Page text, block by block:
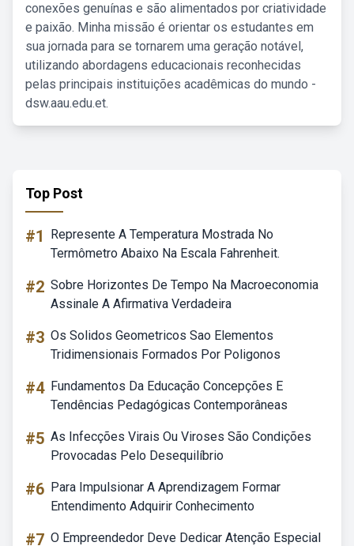
conexões genuínas e são alimentados por criatividade
e paixão. Minha missão é orientar os estudantes em
sua jornada para se tornarem uma geração notável,
utilizando abordagens educacionais reconhecidas
pelas principais instituições acadêmicas do mundo -
dsw.aau.edu.et.
Top Post
#1
Represente A Temperatura Mostrada No
Termômetro Abaixo Na Escala Fahrenheit.
#2 Sobre Horizontes De Tempo Na Macroeconomia
Assinale A Afirmativa Verdadeira
#3 Os Solidos Geometricos Sao Elementos
Tridimensionais Formados Por Poligonos
#4 Fundamentos Da Educação Concepções E
Tendências Pedagógicas Contemporâneas
#5 As Infecções Virais Ou Viroses São Condições
Provocadas Pelo Desequilíbrio
#6 Para Impulsionar A Aprendizagem Formar
Entendimento Adquirir Conhecimento
#7 O Empreendedor Deve Dedicar Atenção Especial